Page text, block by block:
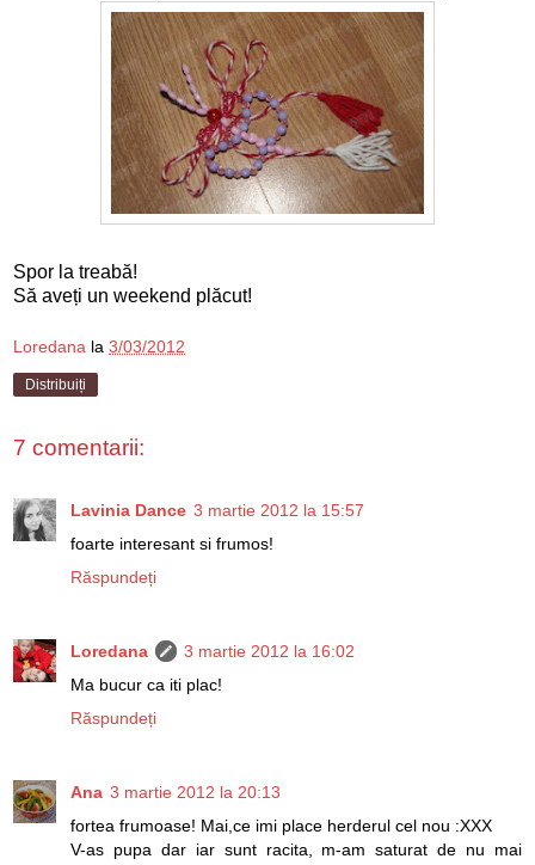
Spor la treabă!
Să aveți un weekend plăcut!
Loredana la 3/03/2012
Distribuiți
7 comentarii:
Lavinia Dance 3 martie 2012 la 15:57
foarte interesant si frumos!
Răspundeți
Loredana
3 martie 2012 la 16:02
Ma bucur ca iti plac!
Răspundeți
Ana 3 martie 2012 la 20:13
fortea frumoase! Mai,ce imi place herderul cel nou :XXX
V-as pupa dar iar sunt racita, m-am saturat de nu mai